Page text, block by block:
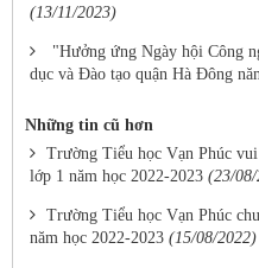
(13/11/2023)
"Hưởng ứng Ngày hội Công
dục và Đào tạo quận Hà Đông
Những tin cũ hơn
Trường Tiểu học Vạn Phúc
lớp 1 năm học 2022-2023 (23/
Trường Tiểu học Vạn Phúc
năm học 2022-2023 (15/08/2022)